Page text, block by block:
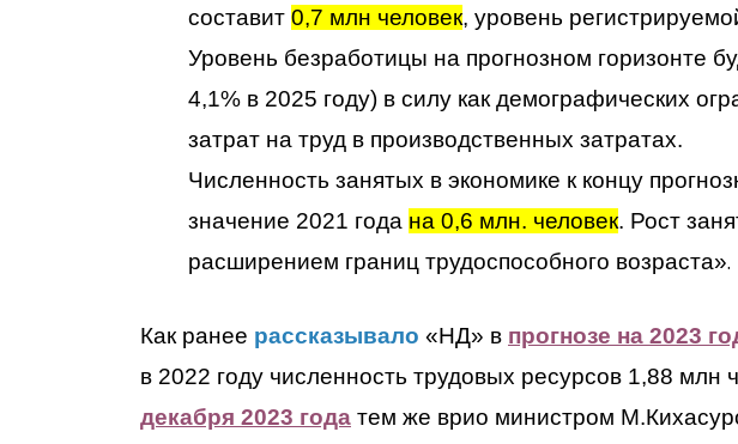
составит 0,7 млн человек, уровень
Уровень безработицы на прогнозном горизонте
4,1% в 2025 году) в силу как демографических
затрат на труд в производственных затратах.
Численность занятых в экономике к концу
значение 2021 года на 0,6 млн. человек. Рост
расширением границ трудоспособного возраста».
Как ранее рассказывало «НД» в прогнозе на 2023
в 2022 году численность трудовых ресурсов 1,88 млн
декабря 2023 года тем же врио министром